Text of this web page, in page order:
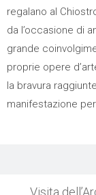
regalano al
da l’occasione di
grande
proprie opere
la bravura
manifestazione
Visita